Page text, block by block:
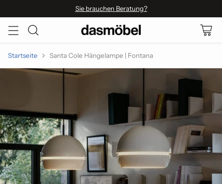
Sie brauchen Beratung?
Startseite Santa Cole Hängelampe | Fontana